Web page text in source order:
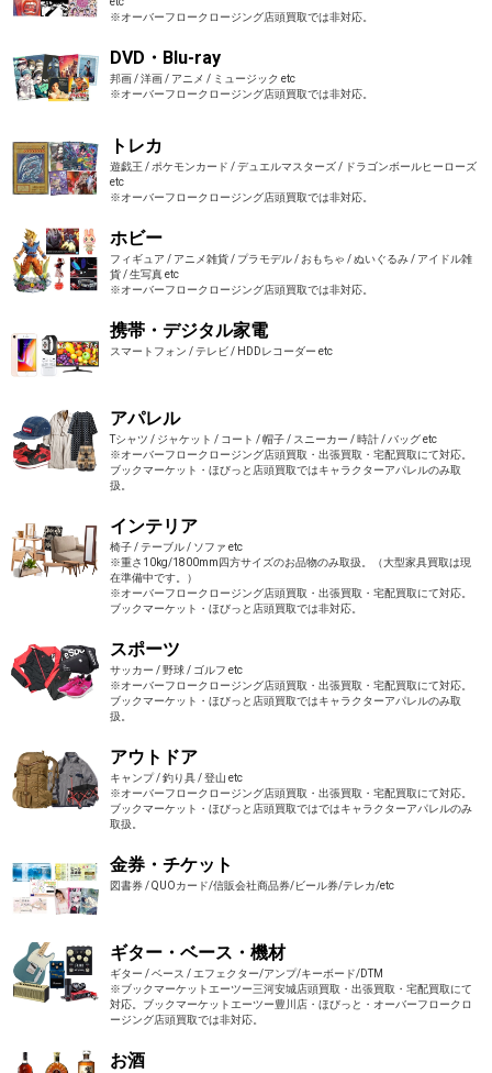
※オーバーフロークロージング店頭買取では非対応。
DVD・Blu-ray
邦画 / 洋画 / アニメ / ミュージック etc
※オーバーフロークロージング店頭買取では非対応。
トレカ
遊戯王 / ポケモンカード / デュエルマスターズ / ドラゴンボールヒーローズ
etc
※オーバーフロークロージング店頭買取では非対応。
ホビー
フィギュア / アニメ雑貨 / プラモデル / おもちゃ / ぬいぐるみ / アイドル雑
貨 / 生写真 etc
※オーバーフロークロージング店頭買取では非対応。
携帯・デジタル家電
スマートフォン / テレビ / HDDレコーダー etc
アパレル
Tシャツ / ジャケット / コート / 帽子 / スニーカー / 時計 / バッグ etc
※オーバーフロークロージング店頭買取・出張買取・宅配買取にて対応。
ブックマーケット・ほびっと店頭買取ではキャラクターアパレルのみ取
扱。
インテリア
椅子 / テーブル / ソファ etc
※重さ10kg/1800mm四方サイズのお品物のみ取扱。（大型家具買取は現
在準備中です。）
※オーバーフロークロージング店頭買取・出張買取・宅配買取にて対応。
ブックマーケット・ほびっと店頭買取では非対応。
スポーツ
サッカー / 野球 / ゴルフ etc
※オーバーフロークロージング店頭買取・出張買取・宅配買取にて対応。
ブックマーケット・ほびっと店頭買取ではキャラクターアパレルのみ取
扱。
アウトドア
キャンプ / 釣り具 / 登山 etc
※オーバーフロークロージング店頭買取・出張買取・宅配買取にて対応。
ブックマーケット・ほびっと店頭買取ではではキャラクターアパレルのみ
取扱。
金券・チケット
図書券 / QUOカード/信販会社商品券/ビール券/テレカ/etc
ギター・ベース・機材
ギター / ベース / エフェクター/アンプ/キーボード/DTM
※ブックマーケットエーツー三河安城店頭買取・出張買取・宅配買取にて
対応。ブックマーケットエーツー豊川店・ほびっと・オーバーフロークロ
ージング店頭買取では非対応。
お酒